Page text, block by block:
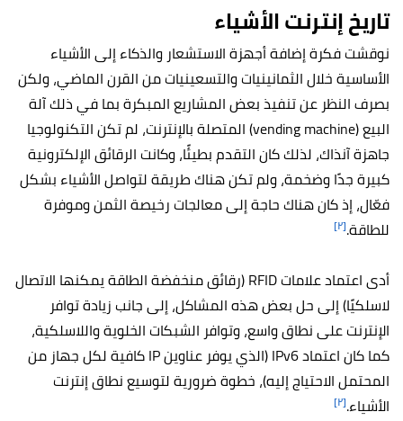
تاريخ إنترنت الأشياء
نوقشت فكرة إضافة أجهزة الاستشعار والذكاء إلى الأشياء
الأساسية خلال الثمانينيات والتسعينيات من القرن الماضي، ولكن
بصرف النظر عن تنفيذ بعض المشاريع المبكرة بما في ذلك آلة
البيع (vending machine) المتصلة بالإنترنت، لم تكن التكنولوجيا
جاهزة آنذاك، لذلك كان التقدم بطيئًا، وكانت الرقائق الإلكترونية
كبيرة جدًا وضخمة، ولم تكن هناك طريقة لتواصل الأشياء بشكل
فعّال، إذ كان هناك حاجة إلى معالجات رخيصة الثمن وموفرة
للطاقة.[٢]
أدى اعتماد علامات RFID (رقائق منخفضة الطاقة يمكنها الاتصال
لاسلكيًا) إلى حل بعض هذه المشاكل، إلى جانب زيادة توافر
الإنترنت على نطاق واسع، وتوافر الشبكات الخلوية واللاسلكية،
كما كان اعتماد IPv6 (الذي يوفر عناوين IP كافية لكل جهاز من
المحتمل الاحتياج إليه)، خطوة ضرورية لتوسيع نطاق إنترنت
الأشياء.[٢]